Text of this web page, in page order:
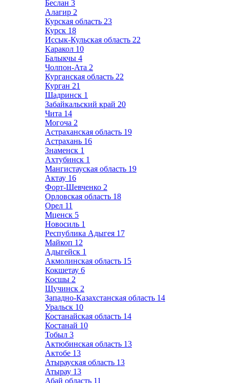
Беслан 3
Алагир 2
Курская область 23
Курск 18
Иссык-Кульская область 22
Каракол 10
Балыкчы 4
Чолпон-Ата 2
Курганская область 22
Курган 21
Шадринск 1
Забайкальский край 20
Чита 14
Могоча 2
Астраханская область 19
Астрахань 16
Знаменск 1
Ахтубинск 1
Мангистауская область 19
Актау 16
Форт-Шевченко 2
Орловская область 18
Орел 11
Мценск 5
Новосиль 1
Республика Адыгея 17
Майкоп 12
Адыгейск 1
Акмолинская область 15
Кокшетау 6
Косшы 2
Щучинск 2
Западно-Казахстанская область 14
Уральск 10
Костанайская область 14
Костанай 10
Тобыл 3
Актюбинская область 13
Актобе 13
Атырауская область 13
Атырау 13
Абай область 11